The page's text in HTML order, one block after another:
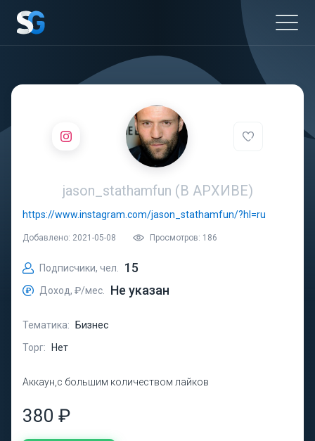
jason_stathamfun (В АРХИВЕ)
https://www.instagram.com/jason_stathamfun/?hl=ru
Добавлено: 2021-05-08 Просмотров: 186
Подписчики, чел. 15
Доход, ₽/мес. Не указан
Тематика:
Бизнес
Торг:
Нет
Аккаун,с большим количеством лайков
380 ₽